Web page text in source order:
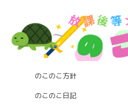
のこのこ方針
のこのこ日記